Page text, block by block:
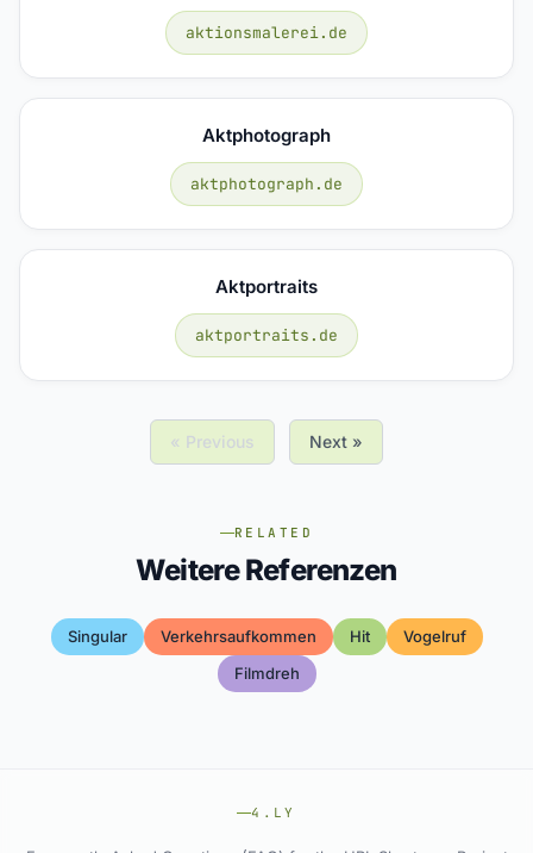
aktionsmalerei.de
Aktphotograph
aktphotograph.de
Aktportraits
aktportraits.de
« Previous Next »
RELATED
Weitere Referenzen
Singular Verkehrsaufkommen Hit
Vogelruf
Filmdreh
4.LY